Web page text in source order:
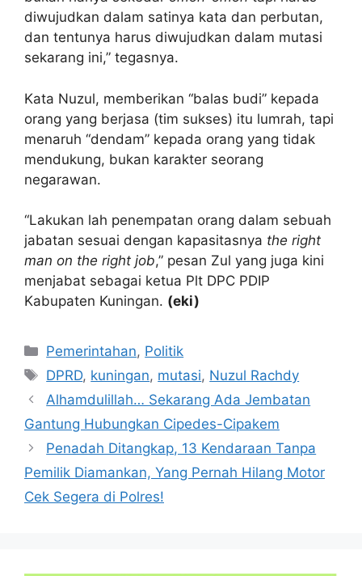
diwujudkan dalam satinya kata dan perbutan,
dan tentunya harus diwujudkan dalam mutasi
sekarang ini,” tegasnya.
Kata Nuzul, memberikan “balas budi” kepada
orang yang berjasa (tim sukses) itu lumrah, tapi
menaruh “dendam” kepada orang yang tidak
mendukung, bukan karakter seorang
negarawan.
“Lakukan lah penempatan orang dalam sebuah
jabatan sesuai dengan kapasitasnya the right
man on the right job,” pesan Zul yang juga kini
menjabat sebagai ketua Plt DPC PDIP
Kabupaten Kuningan. (eki)
Kategori
Pemerintahan, Politik
Tag
DPRD, kuningan, mutasi, Nuzul Rachdy
Alhamdulillah… Sekarang Ada Jembatan
Gantung Hubungkan Cipedes-Cipakem
Penadah Ditangkap, 13 Kendaraan Tanpa
Pemilik Diamankan, Yang Pernah Hilang Motor
Cek Segera di Polres!